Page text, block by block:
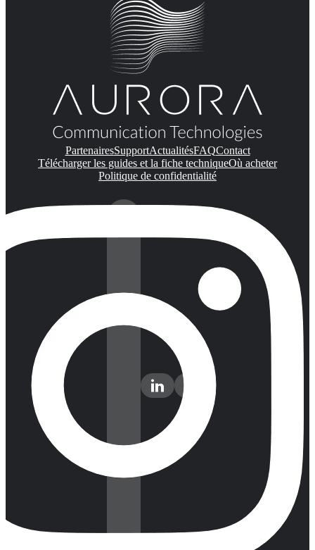
PartenairesSupportActualitésFAQContact
Télécharger les guides et la fiche techniqueOù acheter
Politique de confidentialité